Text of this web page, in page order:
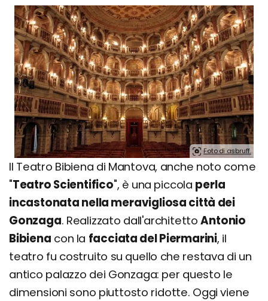
Foto di asbruff.
Il Teatro Bibiena di Mantova, anche noto come
"Teatro Scientifico", è una piccola perla
incastonata nella meravigliosa città dei
Gonzaga. Realizzato dall'architettoAntonio
Bibiena con la facciata del Piermarini, il
teatro fu costruito su quello che restava di un
antico palazzo dei Gonzaga: per questo le
dimensioni sono piuttosto ridotte. Oggi viene